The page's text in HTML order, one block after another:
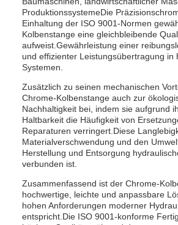
ProduktionssystemeDie
Einhaltung der ISO 9001-Normen
Kolbenstange eine gleichbleibende
aufweist.Gewährleistung einer
und effizienter Leistungsübertragung in
Systemen.
Zusätzlich zu seinen mechanischen
Chrome-Kolbenstange auch zur
Nachhaltigkeit bei, indem sie aufgrund
Haltbarkeit die Häufigkeit von
Reparaturen verringert.Diese
Materialverschwendung und den
Herstellung und Entsorgung
verbunden ist.
Zusammenfassend ist der Chrome-
hochwertige, leichte und anpassbare
hohen Anforderungen moderner
entspricht.Die ISO 9001-konforme